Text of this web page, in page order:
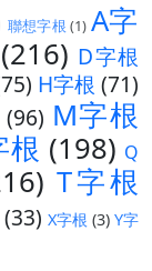
聯想字根 (1) A字
(216) D字根
H字根 (71)
(96) M字根
根 (198) Q
T字根
(33) X字根 (3) Y字